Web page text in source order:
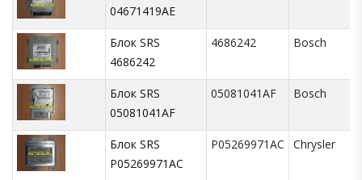
04671419AE
Блок SRS
4686242
4686242 Bosch
Блок SRS
05081041AF
05081041AF Bosch
Блок SRS
P05269971AC
P05269971AC Chrysler